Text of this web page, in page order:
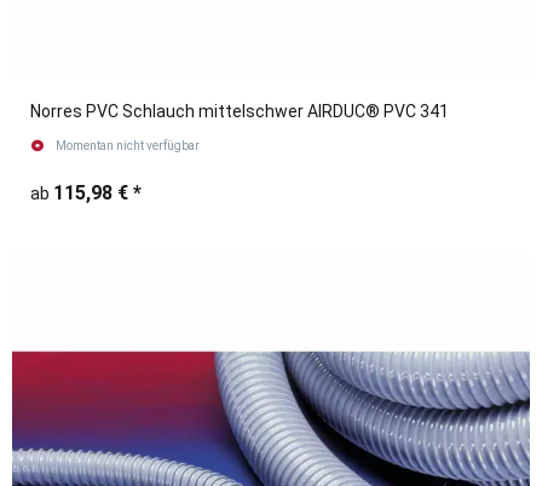
Norres PVC Schlauch mittelschwer AIRDUC® PVC 341
Momentan nicht verfügbar
ab 115,98 € *